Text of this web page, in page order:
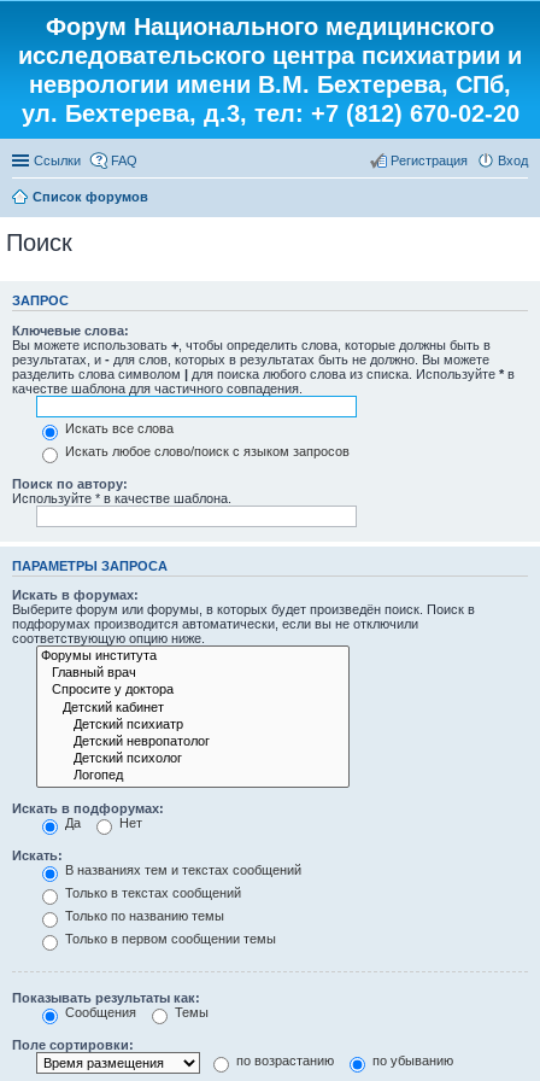
Форум Национального медицинского
исследовательского центра психиатрии и
неврологии имени В.М. Бехтерева, СПб,
ул. Бехтерева, д.3, тел: +7 (812) 670-02-20
Ссылки FAQ Вход
Регистрация
Список форумов
Поиск
ЗАПРОС
Ключевые слова:
Вы можете использовать + , чтобы определить слова, которые должны быть в
результатах, и - для слов, которых в результатах быть не должно. Вы можете
разделить слова символом | для поиска любого слова из списка. Используйте * в
качестве шаблона для частичного совпадения.
Искать все слова
Искать любое слово/поиск с языком запросов
Поиск по автору:
Используйте * в качестве шаблона.
ПАРАМЕТРЫ ЗАПРОСА
Искать в форумах:
Выберите форум или форумы, в которых будет произведён поиск. Поиск в
подфорумах производится автоматически, если вы не отключили
соответствующую опцию ниже.
Искать в подфорумах:
Да
Нет
Искать:
В названиях тем и текстах сообщений
Только в текстах сообщений
Только по названию темы
Только в первом сообщении темы
Показывать результаты как:
Сообщения
Темы
Поле сортировки:
по возрастанию
по убыванию